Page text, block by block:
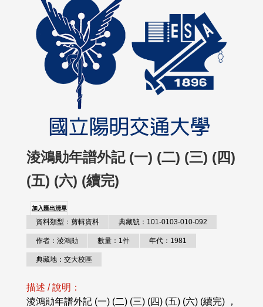
淩鴻勛年譜外記 (一) (二) (三) (四)
(五) (六) (續完)
加入匯出清單
資料類型：剪輯資料 典藏號：101-0103-010-092
作者：淩鴻勛 數量：1件 年代：1981
典藏地：交大校區
描述 / 說明：
淩鴻勛年譜外記 (一) (二) (三) (四) (五) (六) (續完) ，